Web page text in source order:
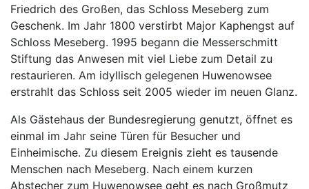
Friedrich des Großen, das Schloss Meseberg zum
Geschenk. Im Jahr 1800 verstirbt Major Kaphengst auf
Schloss Meseberg. 1995 begann die Messerschmitt
Stiftung das Anwesen mit viel Liebe zum Detail zu
restaurieren. Am idyllisch gelegenen Huwenowsee
erstrahlt das Schloss seit 2005 wieder im neuen Glanz.
Als Gästehaus der Bundesregierung genutzt, öffnet es
einmal im Jahr seine Türen für Besucher und
Einheimische. Zu diesem Ereignis zieht es tausende
Menschen nach Meseberg. Nach einem kurzen
Abstecher zum Huwenowsee geht es nach Großmutz